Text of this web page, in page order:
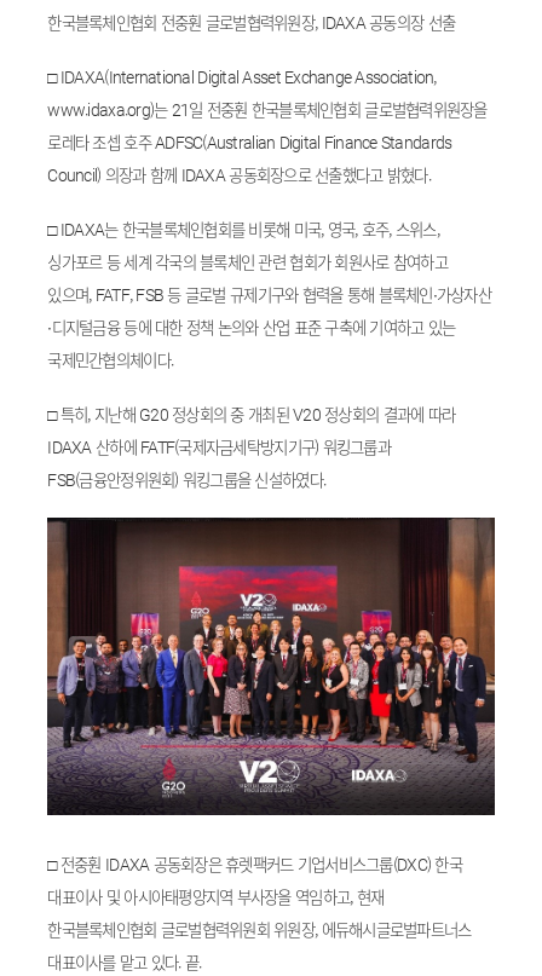
한국블록체인협회 전중훤 글로벌협력위원장, IDAXA 공동의장 선출
□ IDAXA(International Digital Asset Exchange Association,
www.idaxa.org)는21일 전중훤 한국블록체인협회 글로벌협력위원장을
로레타 조셉 호주 ADFSC(Australian Digital Finance Standards
Council) 의장과 함께 IDAXA 공동회장으로 선출했다고 밝혔다.
□ IDAXA는 한국블록체인협회를 비롯해 미국, 영국, 호주, 스위스,
싱가포르 등 세계 각국의 블록체인 관련 협회가 회원사로 참여하고
있으며, FATF, FSB 등 글로벌 규제기구와 협력을 통해 블록체인∙가상자산
∙디지털금융 등에 대한 정책 논의와 산업 표준 구축에 기여하고 있는
국제민간협의체이다.
□ 특히, 지난해 G20 정상회의 중 개최된 V20 정상회의 결과에 따라
IDAXA 산하에 FATF(국제자금세탁방지기구) 워킹그룹과
FSB(금융안정위원회) 워킹그룹을 신설하였다.
□ 전중훤 IDAXA 공동회장은 휴렛팩커드 기업서비스그룹(DXC) 한국
대표이사 및 아시아태평양지역 부사장을 역임하고, 현재
한국블록체인협회 글로벌협력위원회 위원장, 에듀해시글로벌파트너스
대표이사를 맡고 있다. 끝.